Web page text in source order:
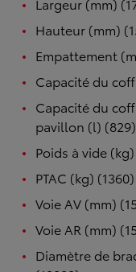
Hauteur (mm)
Empattement
Capacité du
Capacité du
pavillon (l) (829)
Poids à vide
PTAC (kg) (1360)
Voie AV (mm)
Voie AR (mm)
Diamètre de